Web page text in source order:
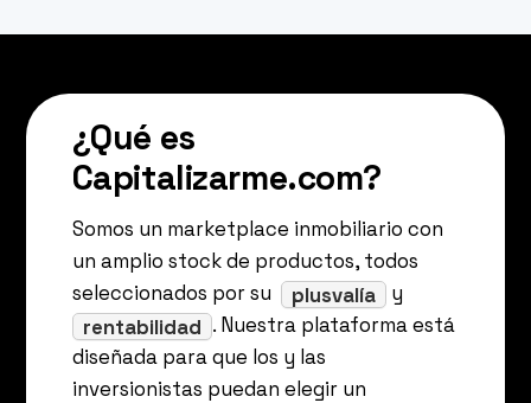
¿Qué es
Capitalizarme.com?
Somos un marketplace inmobiliario con
un amplio stock de productos, todos
seleccionados por su
plusvalía
y
rentabilidad . Nuestra plataforma está
diseñada para que los y las
inversionistas puedan elegir un